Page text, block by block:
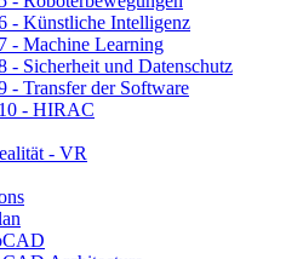
- Künstliche Intelligenz
- Machine Learning
- Sicherheit und Datenschutz
- Transfer der Software
- HIRAC
- VR